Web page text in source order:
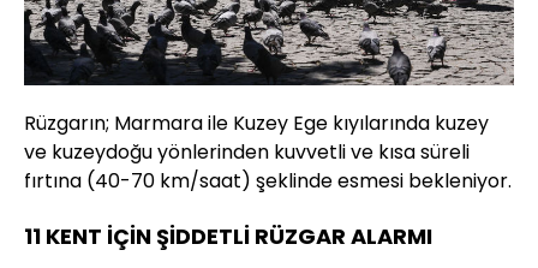
Rüzgarın; Marmara ile Kuzey Ege kıyılarında kuzey
ve kuzeydoğu yönlerinden kuvvetli ve kısa süreli
fırtına (40-70 km/saat) şeklinde esmesi bekleniyor.
11 KENT İÇİN ŞİDDETLİ RÜZGAR ALARMI